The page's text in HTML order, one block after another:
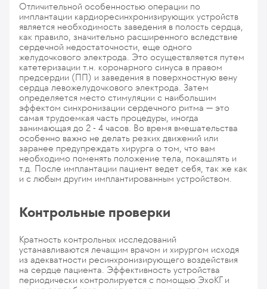
Отличительной особенностью операции по
имплантации кардиоресинхронизирующих устройств
является необходимость заведения в полость сердца,
как правило, значительно расширенного вследствие
сердечной недостаточности, еще одного
желудочкового электрода. Это осуществляется путем
катетеризации т.н. коронарного синуса в правом
предсердии (ПП) и заведения в поверхностную вену
сердца левожелудочкового электрода. Затем
определяется место стимуляции с наибольшим
эффектом синхронизации сердечного ритма — это
самая трудоемкая часть процедуры, иногда
занимающая до 2 - 4 часов. Во время вмешательства
особенно важно не делать резких движений или
заранее предупреждать хирурга о том, что вам
необходимо поменять положение тела, покашлять и
т.д. После имплантации пациент ведет себя, так же как
и с любым другим имплантированным устройством.
Контрольные проверки
Кратность контрольных исследований
устанавливаются лечащим врачом и хирургом исходя
из адекватности ресинхронизирующего воздействия
на сердце пациента. Эффективность устройства
периодически контролируется с помощью ЭхоКГ и